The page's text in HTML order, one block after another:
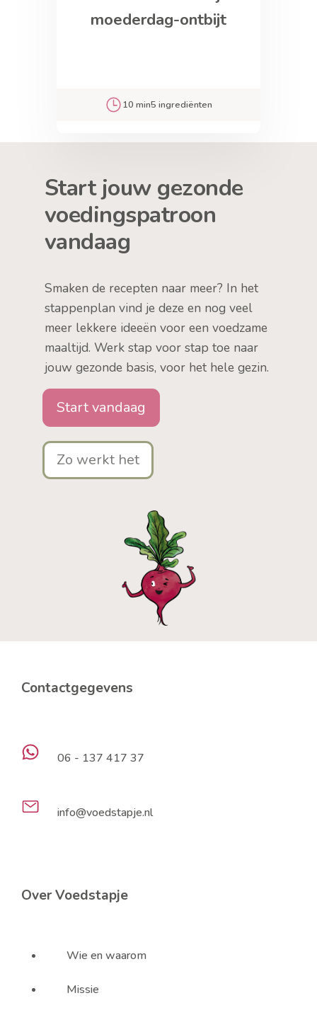
moederdag-ontbijt
10 min5 ingrediënten
Start jouw gezonde
voedingspatroon
vandaag
Smaken de recepten naar meer? In het
stappenplan vind je deze en nog veel
meer lekkere ideeën voor een voedzame
maaltijd. Werk stap voor stap toe naar
jouw gezonde basis, voor het hele gezin.
Start vandaag
Zo werkt het
Contactgegevens
06 - 137 417 37
info@voedstapje.nl
Over Voedstapje
Wie en waarom
Missie